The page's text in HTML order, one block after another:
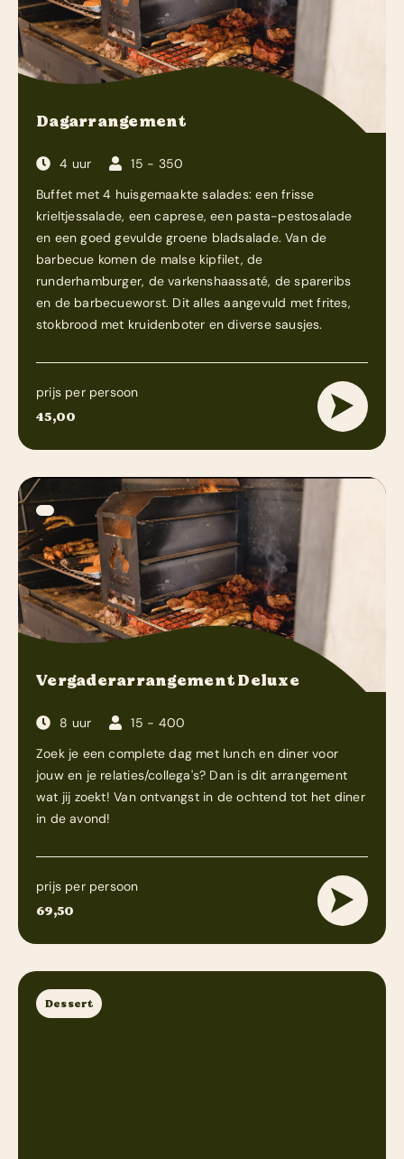
Dagarrangement
4 uur
15 - 350
Buffet met 4 huisgemaakte salades: een frisse
krieltjessalade, een caprese, een pasta-pestosalade
en een goed gevulde groene bladsalade. Van de
barbecue komen de malse kipfilet, de
runderhamburger, de varkenshaassaté, de spareribs
en de barbecueworst. Dit alles aangevuld met frites,
stokbrood met kruidenboter en diverse sausjes.
prijs per persoon
45,00
Vergaderarrangement Deluxe
8 uur
15 - 400
Zoek je een complete dag met lunch en diner voor
jouw en je relaties/collega's? Dan is dit arrangement
wat jij zoekt! Van ontvangst in de ochtend tot het diner
in de avond!
prijs per persoon
69,50
Dessert